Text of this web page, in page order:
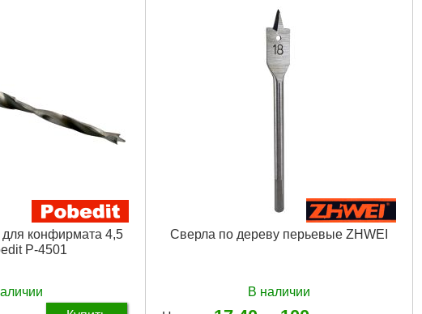
конфирмата 4,5
P-4501
Сверла по дереву перьевые ZHWEI
В наличии